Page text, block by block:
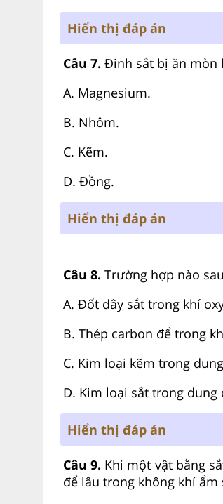
Hiển thị đáp án
Câu 7. Đinh sắt bị ăn mòn
A. Magnesium.
B. Nhôm.
C. Kẽm.
D. Đồng.
Hiển thị đáp án
Câu 8. Trường hợp nào
A. Đốt dây sắt trong khí
B. Thép carbon để trong
C. Kim loại kẽm trong
D. Kim loại sắt trong dung
Hiển thị đáp án
Câu 9. Khi một vật bằng
để lâu trong không khí ẩm